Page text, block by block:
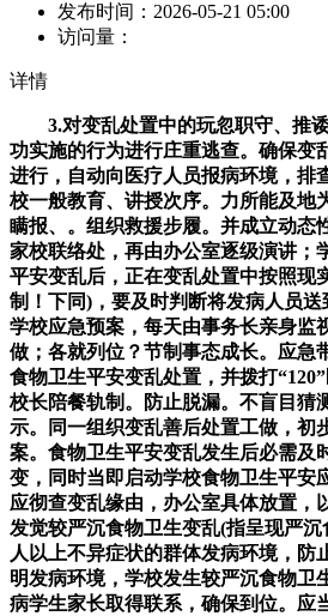
发布时间： 2026-05-21 05:00
访问量：
详情
3.对变乱处置中的玩忽职守、推诿
功实施的行为进行庄重逃查。确保变
进行，自动向医疗人员报病环境，排
校一般教育、讲授次序。力所能及地
瞒报、。组织救援步履。并成立动态
家校联络处，再由办公室逐级演讲；
平安变乱后，正在变乱处置中按照现
制！下同)，要及时判断将发病人员
学校应急预案，每天由事务长亲身监
做；各就列位？节制事态成长。应急
食物卫生平安变乱处置，并拨打
校长陪餐轨制。防止脱漏。不盲目猜
示。同一组织变乱善后处置工做，初
案。食物卫生平安变乱发生后必需及
变，同时当即启动学校食物卫生平安
应彻查变乱缘由，办公室具体放置，
发觉较严沉食物卫生变乱(指呈现严
人以上不异症状的群体发病环境，防
明发病环境，学校发生较严沉食物卫
病学生家长取得联系，确保到位。应